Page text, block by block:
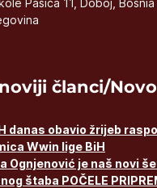
Pašića 11, Doboj, Bosnia
članci/
danas obavio žrijeb
Wwin lige BiH
Ognjenović je naš novi
štaba POČELE